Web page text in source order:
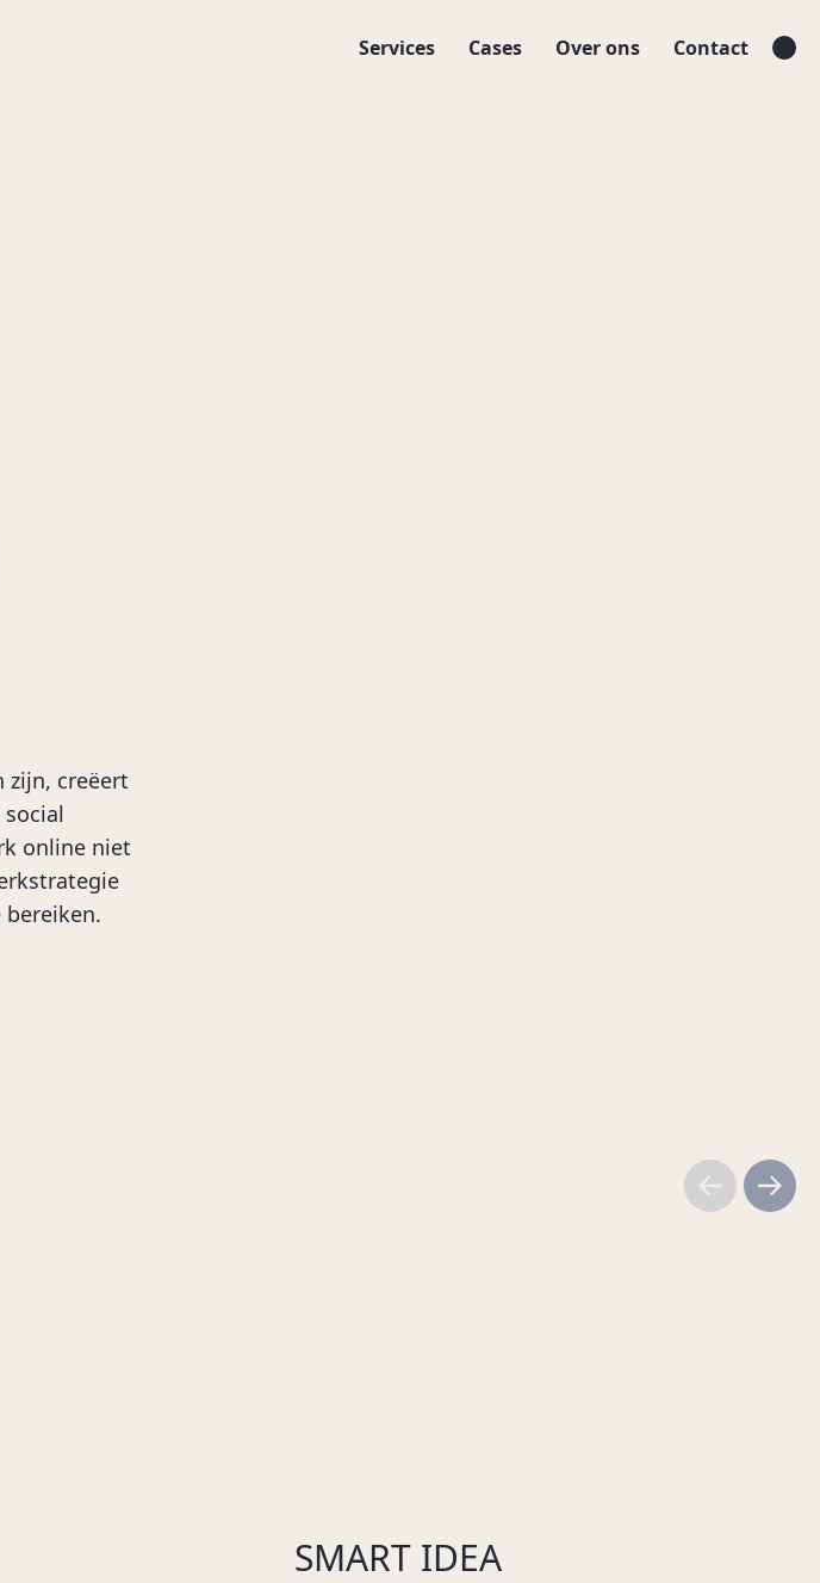
Services Cases Over ons Contact
zijn, creëert
online niet
SMART IDEA